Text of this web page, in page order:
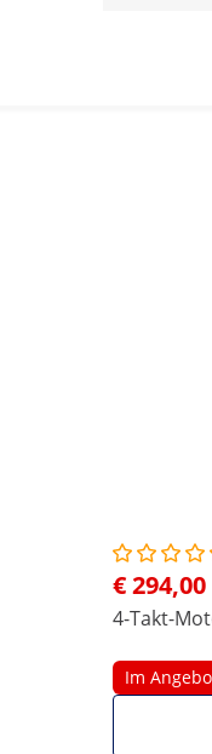
€ 294,00
4-Takt-
Im